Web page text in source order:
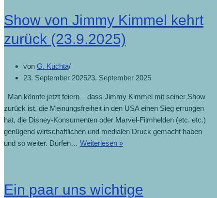
Show von Jimmy Kimmel kehrt
zurück (23.9.2025)
von G. Kuchta
23. September 202523. September 2025
Man könnte jetzt feiern – dass Jimmy Kimmel mit seiner Show
zurück ist, die Meinungsfreiheit in den USA einen Sieg errungen
hat, die Disney-Konsumenten oder Marvel-Filmhelden (etc. etc.)
genügend wirtschaftlichen und medialen Druck gemacht haben
und so weiter. Dürfen… Weiterlesen »
Ein paar uns wichtige